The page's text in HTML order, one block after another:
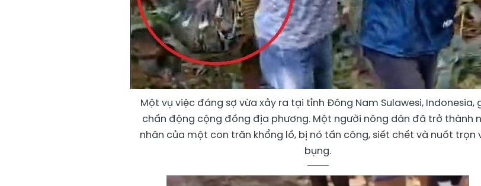
Một vụ việc đáng sợ vừa xảy ra tại tỉnh Đông Nam Sulawesi, Indonesia,
chấn động cộng đồng địa phương. Một người nông dân đã trở thành
nhân của một con trăn khổng lồ, bị nó tấn công, siết chết và nuốt trọn
bụng.